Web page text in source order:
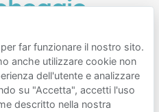
ad
far funzionare il nostro sito.
anche utilizzare cookie non
dell'utente e analizzare
su "Accetta", accetti l'uso
descritto nella nostra